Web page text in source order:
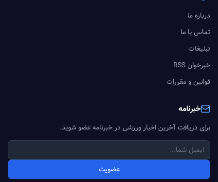
درباره ما
تماس با ما
تبلیغات
خبرخوان RSS
قوانین و مقررات
خبرنامه
برای دریافت آخرین اخبار ورزشی در خبرنامه عضو شوید.
عضویت